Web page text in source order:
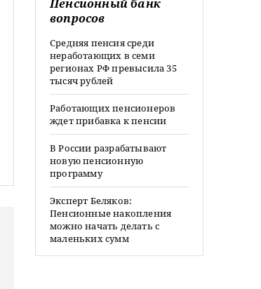
Пенсионный банк
вопросов
Средняя пенсия среди
неработающих в семи
регионах РФ превысила 35
тысяч рублей
Работающих пенсионеров
ждет прибавка к пенсии
В России разрабатывают
новую пенсионную
программу
Эксперт Беляков:
Пенсионные накопления
можно начать делать с
маленьких сумм